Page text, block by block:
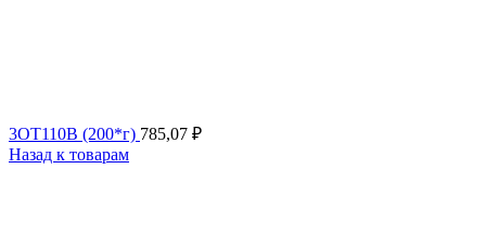
3ОТ110В (200*г) 785,07 ₽
Назад к товарам